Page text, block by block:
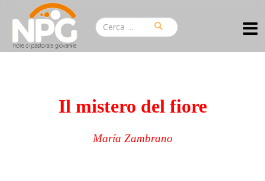
Il mistero del fiore
María Zambrano